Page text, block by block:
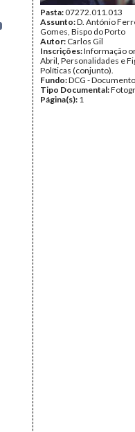
Pasta:07272.011.013
Assunto:D. António
Gomes, Bispo do Porto
Autor: Carlos Gil
Inscrições:Informação
Abril, Personalidades e
Políticas (conjunto).
Fundo:DCG -
Tipo Documental:
Página(s): 1